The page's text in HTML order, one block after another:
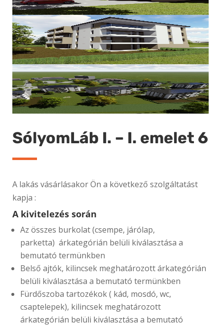
SólyomLáb I. – I. emelet 6
A lakás vásárlásakor Ön a következő szolgáltatást
kapja :
A kivitelezés során
Az összes burkolat (csempe, járólap,
parketta) árkategórián belüli kiválasztása a
bemutató termünkben
Belső ajtók, kilincsek meghatározott árkategórián
belüli kiválasztása a bemutató termünkben
Fürdőszoba tartozékok ( kád, mosdó, wc,
csaptelepek), kilincsek meghatározott
árkategórián belüli kiválasztása a bemutató